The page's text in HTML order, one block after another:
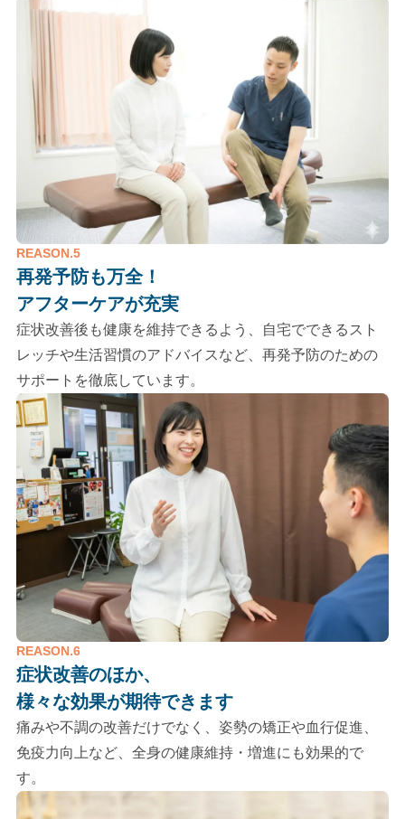
REASON.5
再発予防も万全！
アフターケアが充実
症状改善後も健康を維持できるよう、自宅でできるスト
レッチや生活習慣のアドバイスなど、再発予防のための
サポートを徹底しています。
REASON.6
症状改善のほか、
様々な効果が期待できます
痛みや不調の改善だけでなく、姿勢の矯正や血行促進、
免疫力向上など、全身の健康維持・増進にも効果的で
す。